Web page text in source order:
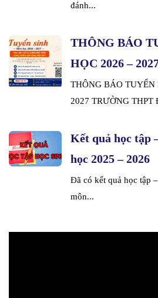
đánh...
THÔNG BÁO
HỌC 2026 –
THÔNG BÁO TUYỂN
2027 TRƯỜNG THPT
Kết quả học tập
học 2025 – 2026
Đã có kết quả học tập
môn...